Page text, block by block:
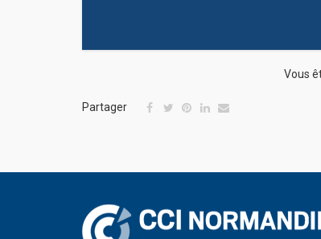
Vous
Partager